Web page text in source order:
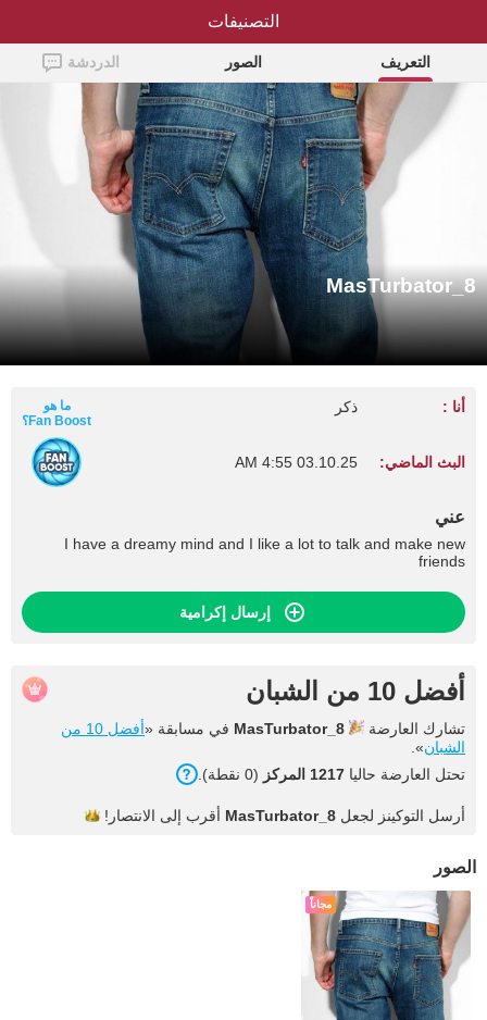
MasTurbator_8
التعريف الصور الدردشة
MasTurbator_8
أنا : ذكر
البث الماضي: 03.10.25 4:55 AM
ما هو
Fan Boost؟
عني
I have a dreamy mind and I like a lot to talk and make new
friends
إرسال إكرامية
أفضل 10 من الشبان
تشارك العارضة MasTurbator_8 في مسابقة «
أفضل 10 من
الشبان».
تحتل العارضة حاليا 1217 المركز (0 نقطة).
أرسل التوكينز لجعل MasTurbator_8 أقرب إلى الانتصار!
الصور
مجاناً
التصنيفات